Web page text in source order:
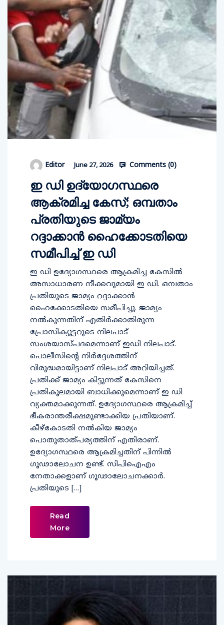
Editor June 27, 2026 Comments (0)
ഇ ഡി ഉദ്യോഗസ്ഥരെ
ആക്രമിച്ച കേസ്; ഒമ്പതാം
പ്രതിയുടെ ജാമ്യം
റദ്ദാക്കാന്‍ ഹൈക്കോടതിയെ
സമീപിച്ച് ഇ ഡി
ഇ ഡി ഉദ്യോഗസ്ഥരെ ആക്രമിച്ച കേസില്‍
അസാധാരണ നീക്കവുമായി ഇ ഡി. ഒമ്പതാം
പ്രതിയുടെ ജാമ്യം റദ്ദാക്കാന്‍
ഹൈക്കോടതിയെ സമീപിച്ചു. ജാമ്യം
നല്‍കുന്നതിന് എതിര്‍ക്കാതിരുന്ന
പ്രോസിക്യൂട്ടറുടെ നിലപാട്
സംശയാസ്പദമെന്നാണ് ഇഡി നിലപാട്.
പൊലീസിന്റെ നിര്‍ദ്ദേശത്തിന്
വിരുദ്ധമായിട്ടാണ് നിലപാട് അറിയിച്ചത്.
പ്രതിക്ക് ജാമ്യം കിട്ടുന്നത് കേസിനെ
പ്രതികൂലമായി ബാധിക്കുമെന്നാണ് ഇ ഡി
വ്യക്തമാക്കുന്നത്. ഉദ്യോഗസ്ഥരെ ആക്രമിച്ച്
ഭീകരാന്തരീക്ഷമുണ്ടാക്കിയ പ്രതിയാണ്.
കീഴ്കോടതി നല്‍കിയ ജാമ്യം
പൊതുതാത്പര്യത്തിന് എതിരാണ്.
ഉദ്യോഗസ്ഥരെ ആക്രമിച്ചതിന് പിന്നില്‍
ഗൂഢാലോചന ഉണ്ട്. സിപിഐഎം
നേതാക്കളാണ് ഗൂഢാലോചനക്കാര്‍.
പ്രതിയുടെ […]
Read
More